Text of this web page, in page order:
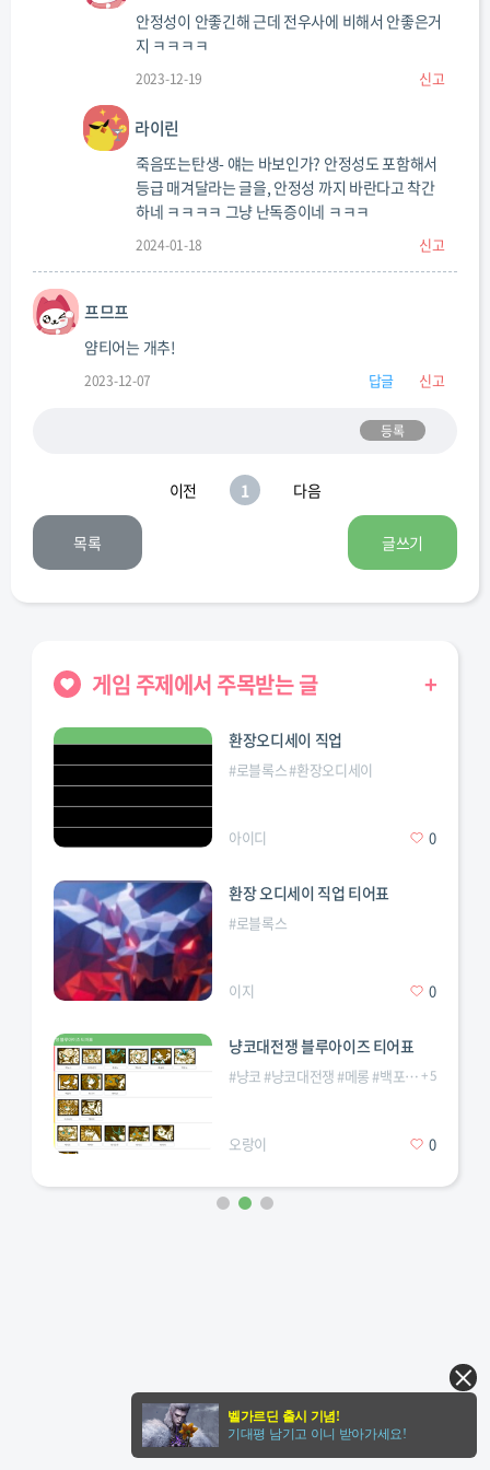
안정성이 안좋긴해 근데 전우사에 비해서 안좋은거
지 ㅋㅋㅋㅋ
2023-12-19 신고
라이린
죽음또는탄생- 얘는 바보인가? 안정성도 포함해서
등급 매겨달라는 글을, 안정성 까지 바란다고 착간
하네 ㅋㅋㅋㅋ 그냥 난독증이네 ㅋㅋㅋ
2024-01-18 신고
프므프
얌티어는 개추!
2023-12-07 답글 신고
등록
이전 1 다음
목록 글쓰기
게임 주제에서 주목받는 글 +
환장오디세이 직업
#로블록스#환장오디세이
아이디 0
환장 오디세이 직업 티어표
#로블록스
이지 0
냥코대전쟁 블루아이즈 티어표
#냥코#냥코대전쟁#메롱#백포노흑포노 +5
오랑이 0
벨가르딘 출시 기념!
기대평 남기고 이니 받아가세요!